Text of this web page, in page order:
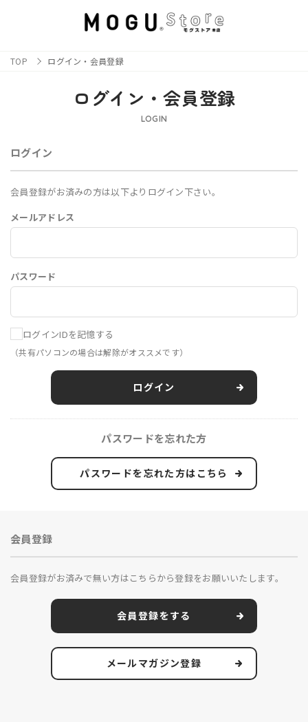
TOP ログイン・会員登録
ログイン・会員登録
LOGIN
ログイン
会員登録がお済みの方は以下よりログイン下さい。
メールアドレス
パスワード
ログインIDを記憶する
（共有パソコンの場合は解除がオススメです）
ログイン
パスワードを忘れた方
パスワードを忘れた方はこちら
会員登録
会員登録がお済みで無い方はこちらから登録をお願いいたします。
会員登録をする
メールマガジン登録